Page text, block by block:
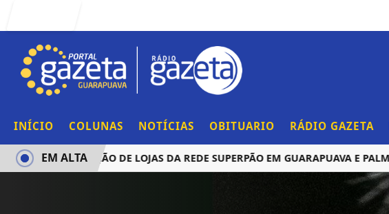
INÍCIO COLUNAS NOTÍCIAS OBITUARIO RÁDIO GAZETA
AQUISIÇÃO DE LOJAS DA REDE SUPERPÃO EM GUARAPUAVA E PALMAS
EM ALTA